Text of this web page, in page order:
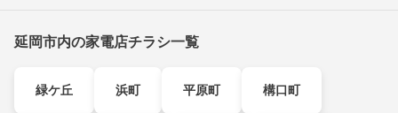
延岡市内の家電店チラシ一覧
緑ケ丘 浜町 平原町 構口町